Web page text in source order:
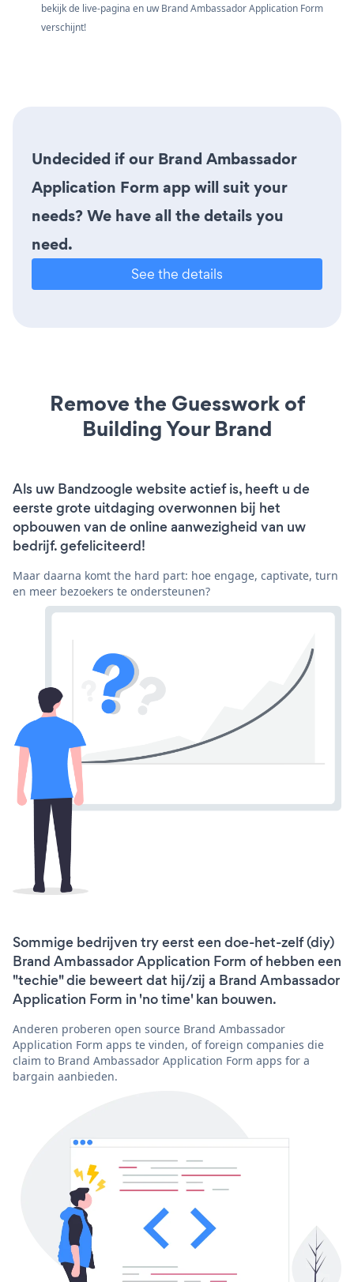
bekijk de live-pagina en uw Brand Ambassador Application Form
verschijnt!
Undecided if our Brand Ambassador
Application Form app will suit your
needs? We have all the details you
need.
See the details
Remove the Guesswork of
Building Your Brand
Als uw Bandzoogle website actief is, heeft u de
eerste grote uitdaging overwonnen bij het
opbouwen van de online aanwezigheid van uw
bedrijf. gefeliciteerd!
Maar daarna komt the hard part: hoe engage, captivate, turn
en meer bezoekers te ondersteunen?
Sommige bedrijven try eerst een doe-het-zelf (diy)
Brand Ambassador Application Form of hebben een
"techie" die beweert dat hij/zij a Brand Ambassador
Application Form in 'no time' kan bouwen.
Anderen proberen open source Brand Ambassador
Application Form apps te vinden, of foreign companies die
claim to Brand Ambassador Application Form apps for a
bargain aanbieden.